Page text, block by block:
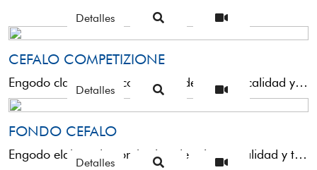
Detalles
CEFALO COMPETIZIONE
Engodo claro hecho con harina de primera calidad y textura fi a a base de queso picante, ...
Detalles
FONDO CEFALO
Engodo elaborado con harina de primera calidad y textura fi a a base de queso picante, desarrollado ...
Detalles